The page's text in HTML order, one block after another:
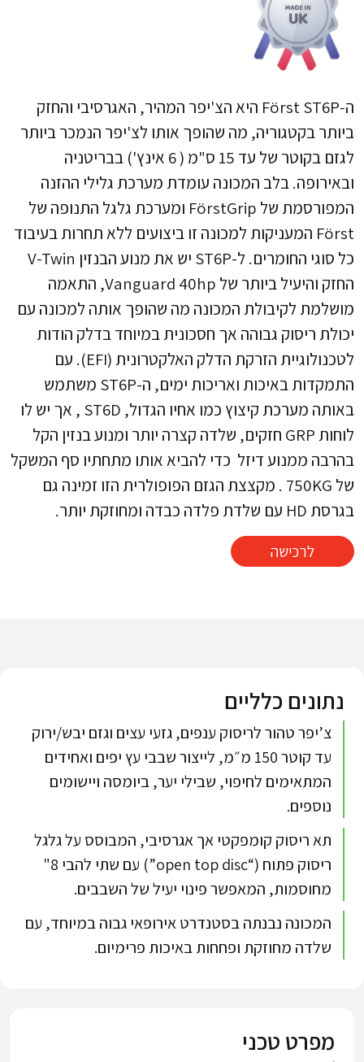
ה-Först ST6P היא הצ'יפר המהיר, האגרסיבי והחזק
ביותר בקטגוריה, מה שהופך אותו לצ'יפר הנמכר ביותר
לגזם בקוטר של עד 15 ס"מ ( 6 אינץ') בבריטניה
ובאירופה. בלב המכונה עומדת מערכת גלילי ההזנה
המפורסמת של FörstGrip ומערכת גלגל התנופה של
Först המעניקות למכונה זו ביצועים ללא תחרות בעיבוד
כל סוגי החומרים. ל-ST6P יש את מנוע הבנזין V-Twin
החזק והיעיל ביותר של Vanguard 40hp, התאמה
מושלמת לקיבולת המכונה מה שהופך אותה למכונה עם
יכולת ריסוק גבוהה אך חסכונית במיוחד בדלק הודות
לטכנולוגיית הזרקת הדלק האלקטרונית (EFI). עם
התמקדות באיכות ואריכות ימים, ה-ST6P משתמש
באותה מערכת קיצוץ כמו אחיו הגדול, ST6D , אך יש לו
לוחות GRP חזקים, שלדה קצרה יותר ומנוע בנזין הקל
בהרבה ממנוע דיזל כדי להביא אותו מתחתיו סף המשקל
של 750KG . מקצצת הגזם הפופולרית הזו זמינה גם
בגרסת HD עם שלדת פלדה כבדה ומחוזקת יותר.
לרכישה
נתונים כלליים
צ’יפר טהור לריסוק ענפים, גזעי עצים וגזם יבש/ירוק
עד קוטר 150 מ״מ, לייצור שבבי עץ יפים ואחידים
המתאימים לחיפוי, שבילי יער, ביומסה ויישומים
נוספים.​
תא ריסוק קומפקטי אך אגרסיבי, המבוסס על גלגל
ריסוק פתוח (“open top disc”) עם שתי להבי 8"
מחוסמות, המאפשר פינוי יעיל של השבבים.​
המכונה נבנתה בסטנדרט אירופאי גבוה במיוחד, עם
שלדה מחוזקת ופחחות באיכות פרימיום.​
מפרט טכני